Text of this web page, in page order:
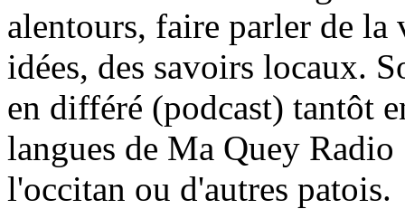
alentours, faire parler de la
idées, des savoirs locaux.
en différé (podcast) tantôt
langues de Ma Quey
l'occitan ou d'autres patois.